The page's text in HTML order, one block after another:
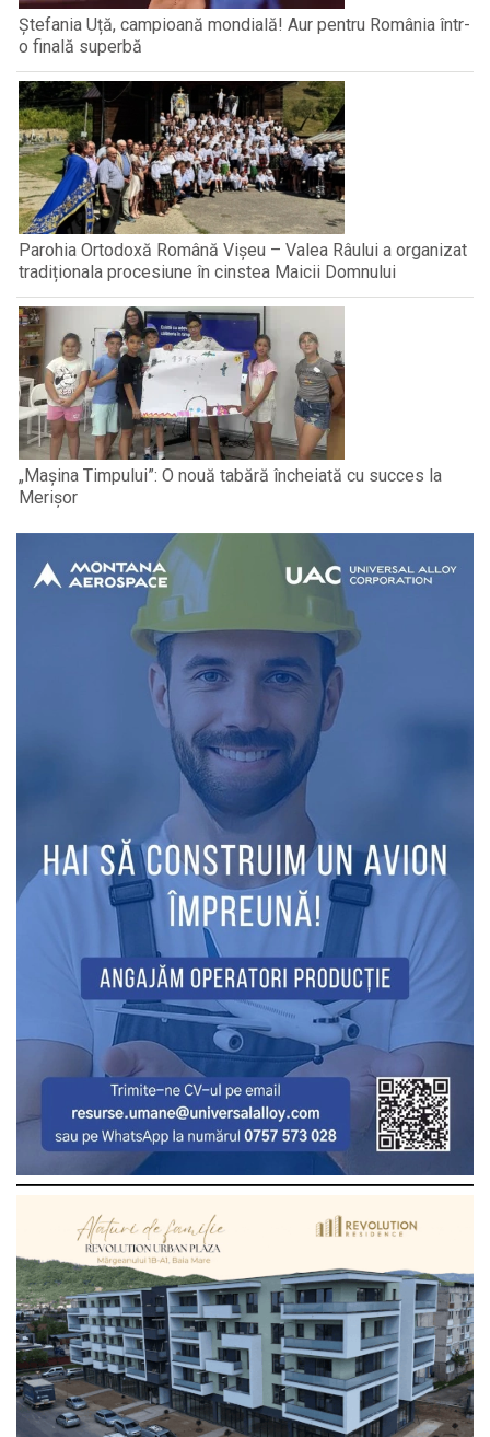
Ștefania Uță, campioană mondială! Aur pentru România într-
o finală superbă
Parohia Ortodoxă Română Vișeu – Valea Râului a organizat
tradiționala procesiune în cinstea Maicii Domnului
„Mașina Timpului”: O nouă tabără încheiată cu succes la
Merișor